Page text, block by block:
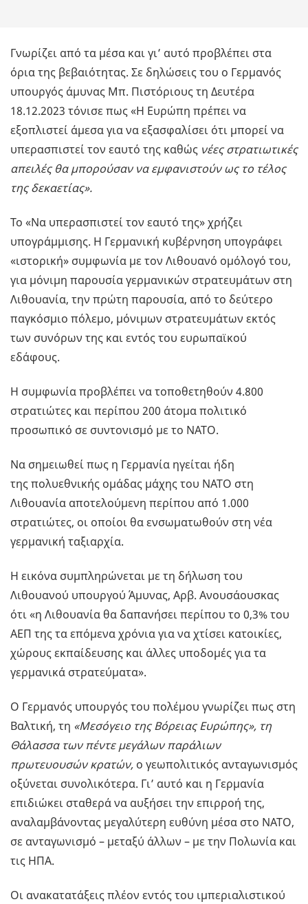
Γνωρίζει από τα μέσα και γι’ αυτό προβλέπει στα
όρια της βεβαιότητας. Σε δηλώσεις του ο Γερμανός
υπουργός άμυνας Μπ. Πιστόριους τη Δευτέρα
18.12.2023 τόνισε πως «Η Ευρώπη πρέπει να
εξοπλιστεί άμεσα για να εξασφαλίσει ότι μπορεί να
υπερασπιστεί τον εαυτό της καθώς νέες στρατιωτικές
απειλές θα μπορούσαν να εμφανιστούν ως το τέλος
της δεκαετίας».
Το «Να υπερασπιστεί τον εαυτό της» χρήζει
υπογράμμισης. Η Γερμανική κυβέρνηση υπογράφει
«ιστορική» συμφωνία με τον Λιθουανό ομόλογό του,
για μόνιμη παρουσία γερμανικών στρατευμάτων στη
Λιθουανία, την πρώτη παρουσία, από το δεύτερο
παγκόσμιο πόλεμο, μόνιμων στρατευμάτων εκτός
των συνόρων της και εντός του ευρωπαϊκού
εδάφους.
Η συμφωνία προβλέπει να τοποθετηθούν 4.800
στρατιώτες και περίπου 200 άτομα πολιτικό
προσωπικό σε συντονισμό με το ΝΑΤΟ.
Να σημειωθεί πως η Γερμανία ηγείται ήδη
της πολυεθνικής ομάδας μάχης του ΝΑΤΟ στη
Λιθουανία αποτελούμενη περίπου από 1.000
στρατιώτες, οι οποίοι θα ενσωματωθούν στη νέα
γερμανική ταξιαρχία.
Η εικόνα συμπληρώνεται με τη δήλωση του
Λιθουανού υπουργού Άμυνας, Αρβ. Ανουσάουσκας
ότι «η Λιθουανία θα δαπανήσει περίπου το 0,3% του
ΑΕΠ της τα επόμενα χρόνια για να χτίσει κατοικίες,
χώρους εκπαίδευσης και άλλες υποδομές για τα
γερμανικά στρατεύματα».
Ο Γερμανός υπουργός του πολέμου γνωρίζει πως στη
Βαλτική, τη «Μεσόγειο της Βόρειας Ευρώπης», τη
Θάλασσα των πέντε μεγάλων παράλιων
πρωτευουσών κρατών, ο γεωπολιτικός ανταγωνισμός
οξύνεται συνολικότερα. Γι’ αυτό και η Γερμανία
επιδιώκει σταθερά να αυξήσει την επιρροή της,
αναλαμβάνοντας μεγαλύτερη ευθύνη μέσα στο ΝΑΤΟ,
σε ανταγωνισμό – μεταξύ άλλων – με την Πολωνία και
τις ΗΠΑ.
Οι ανακατατάξεις πλέον εντός του ιμπεριαλιστικού